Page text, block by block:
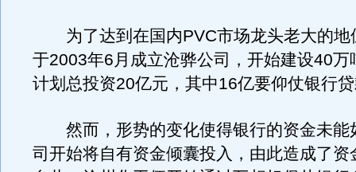
为了达到在国内PVC市场龙头老大的地
于2003年6月成立沧骅公司，开始建设40万
计划总投资20亿元，其中16亿要仰仗银行
然而，形势的变化使得银行的资金未能
司开始将自有资金倾囊投入，由此造成了资